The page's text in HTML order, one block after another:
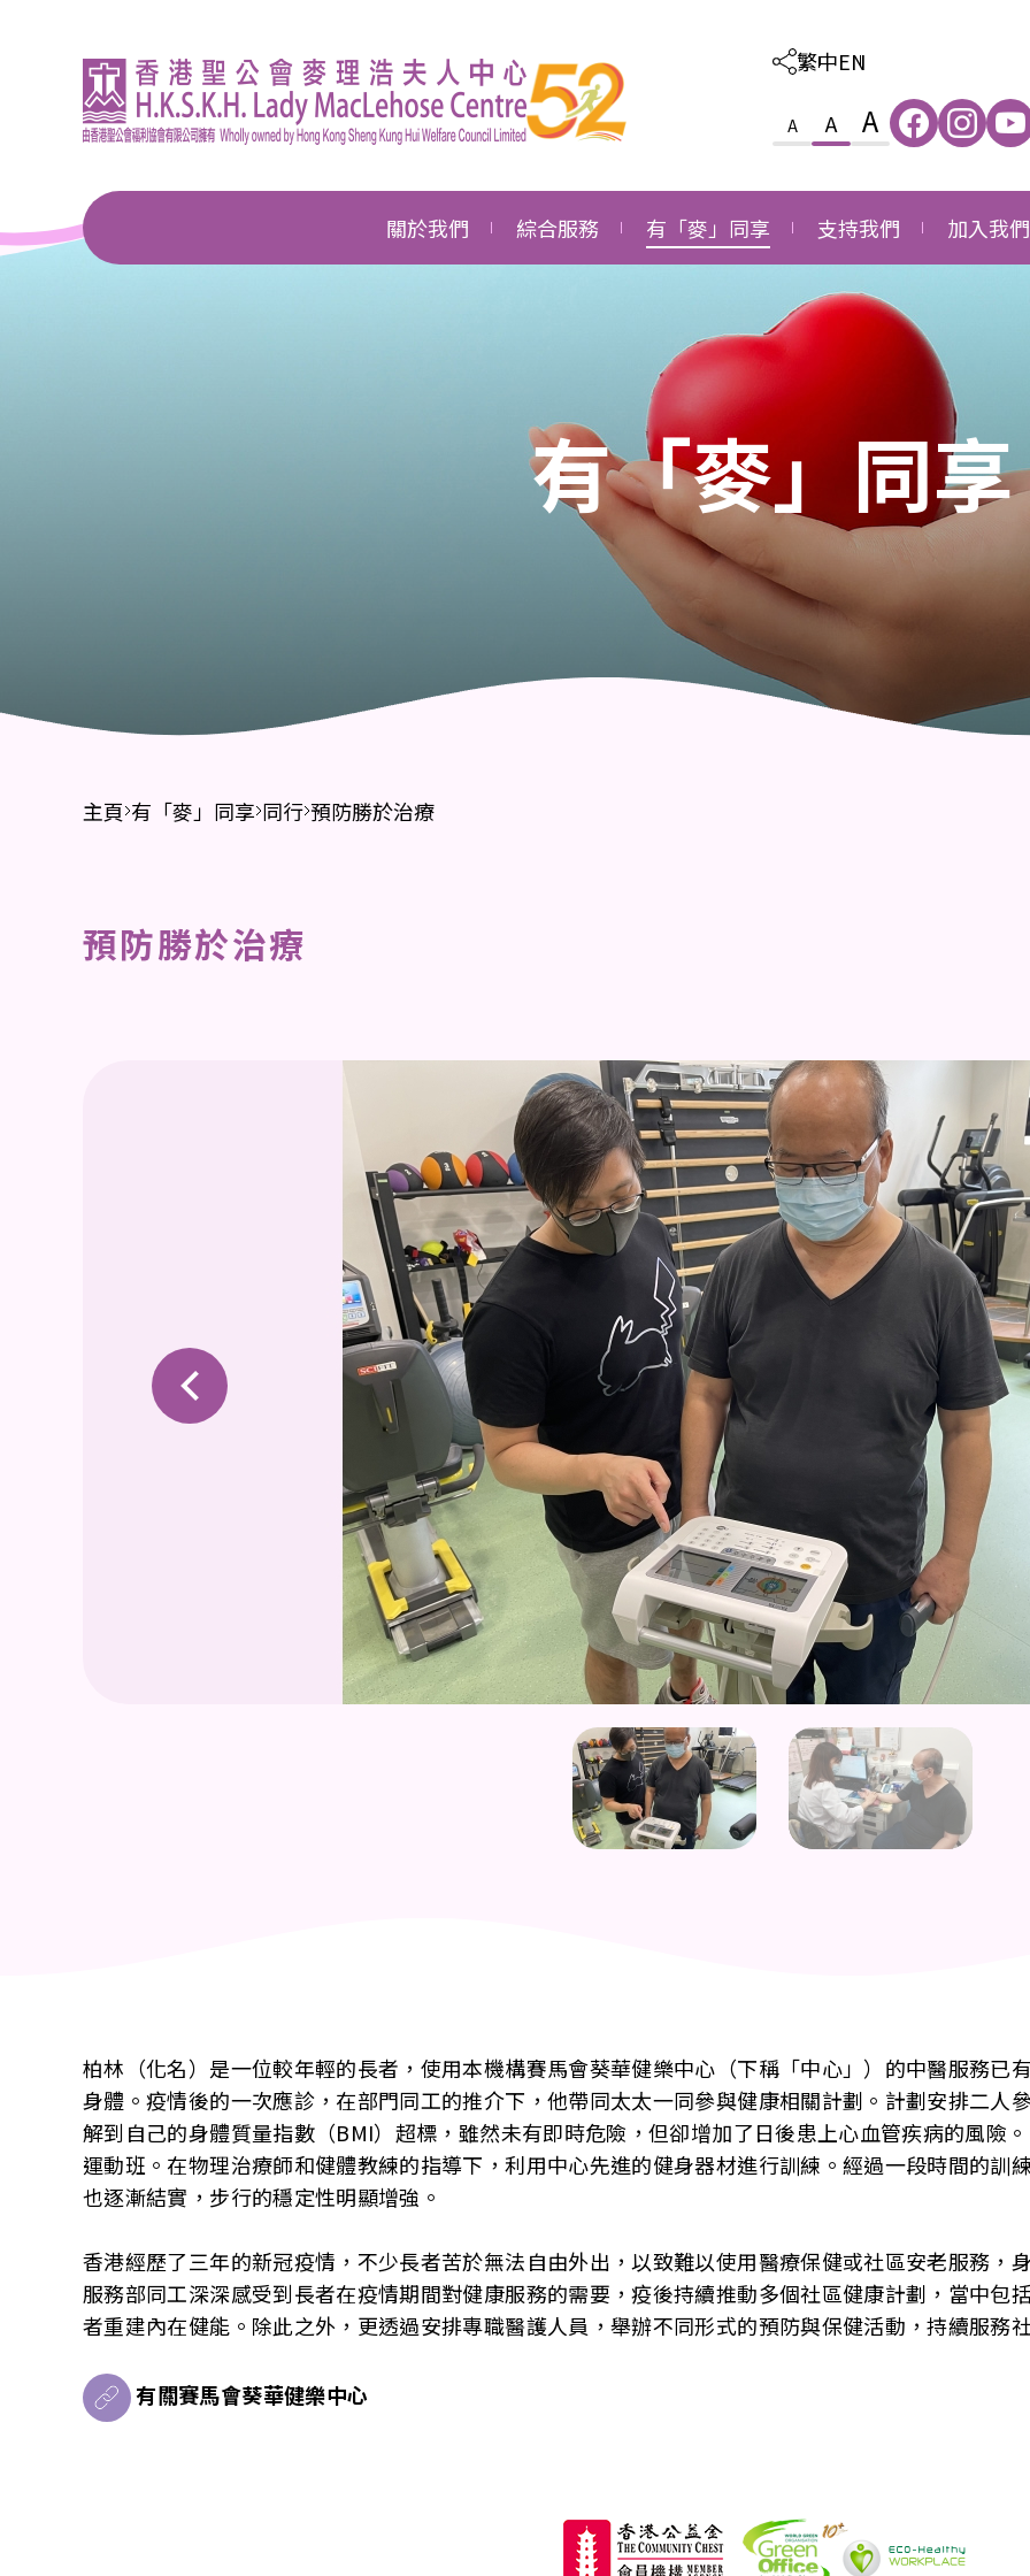
繁中EN
A A A
關於我們
機構簡介
綜合服務
照顧及教育綜合服務
就業發展綜合服務
長者社區支援綜合服務
長者社區照顧綜合服務
社區健康綜合服務
有「麥」同享
感恩
同行
支持我們
外購服務
捐款支持
加入我們
職位空缺
有「麥」同享
主頁 有「麥」同享 同行 預防勝於治療
預防勝於治療
柏林（化名）是一位較年輕的長者，使用本機構賽馬會葵華健樂中心（下稱「中心」）的中醫服務已
身體。疫情後的一次應診，在部門同工的推介下，他帶同太太一同參與健康相關計劃。計劃安排二人
解到自己的身體質量指數（BMI）超標，雖然未有即時危險，但卻增加了日後患上心血管疾病的風險
運動班。在物理治療師和健體教練的指導下，利用中心先進的健身器材進行訓練。經過一段時間的訓
也逐漸結實，步行的穩定性明顯增強。
香港經歷了三年的新冠疫情，不少長者苦於無法自由外出，以致難以使用醫療保健或社區安老服務，
服務部同工深深感受到長者在疫情期間對健康服務的需要，疫後持續推動多個社區健康計劃，當中包
者重建內在健能。除此之外，更透過安排專職醫護人員，舉辦不同形式的預防與保健活動，持續服務
有關賽馬會葵華健樂中心